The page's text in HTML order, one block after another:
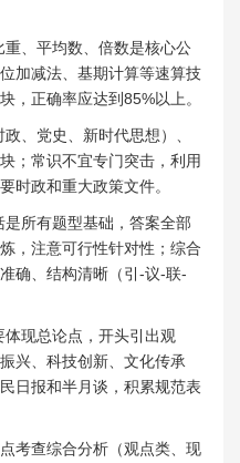
重、平均数、倍数是核心公
加减法、基期计算等速算技
，正确率应达到85%以上。
、党史、新时代思想）、
；常识不宜专门突击，利用
时政和重大政策文件。
是所有题型基础，答案全部
，注意可行性针对性；综合
确、结构清晰（引-议-联-
体现总论点，开头引出观
兴、科技创新、文化传承
日报和半月谈，积累规范表
考查综合分析（观点类、现